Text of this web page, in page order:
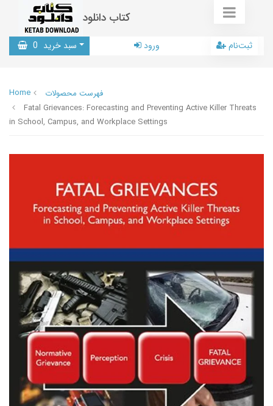
کتاب دانلود
سبد خرید 0 ورود ثبت‌نام
Home
فهرست محصولات
Fatal Grievances: Forecasting and Preventing Active Killer Threats
in School, Campus, and Workplace Settings